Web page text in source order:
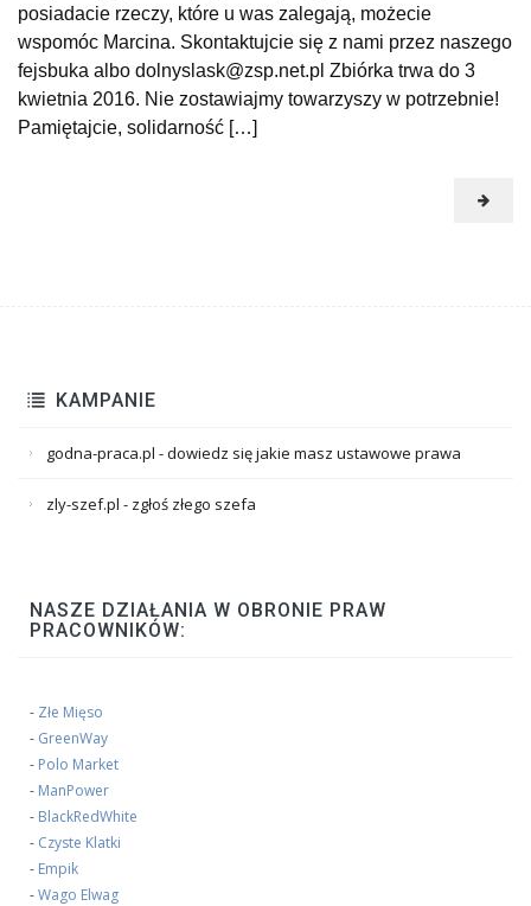
posiadacie rzeczy, które u was zalegają, możecie
wspomóc Marcina. Skontaktujcie się z nami przez naszego
fejsbuka albo dolnyslask@zsp.net.pl Zbiórka trwa do 3
kwietnia 2016. Nie zostawiajmy towarzyszy w potrzebnie!
Pamiętajcie, solidarność […]
KAMPANIE
godna-praca.pl - dowiedz się jakie masz ustawowe prawa
zly-szef.pl - zgłoś złego szefa
NASZE DZIAŁANIA W OBRONIE PRAW
PRACOWNIKÓW:
- Złe Mięso
- GreenWay
- Polo Market
- ManPower
- BlackRedWhite
- Czyste Klatki
- Empik
-Wago Elwag